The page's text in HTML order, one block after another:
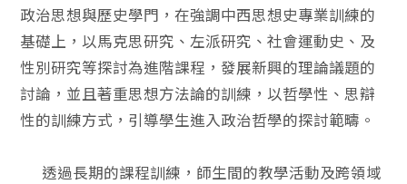
政治思想與歷史學門，在強調中西思想史專業訓練的
基礎上，以馬克思研究、左派研究、社會運動史、及
性別研究等探討為進階課程，發展新興的理論議題的
討論，並且著重思想方法論的訓練，以哲學性、思辯
性的訓練方式，引導學生進入政治哲學的探討範疇。
透過長期的課程訓練，師生間的教學活動及跨領域